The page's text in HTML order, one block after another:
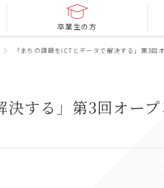
卒業生の方
「まちの課題をICTとデータで解決する」第3回
決する」第3回オー